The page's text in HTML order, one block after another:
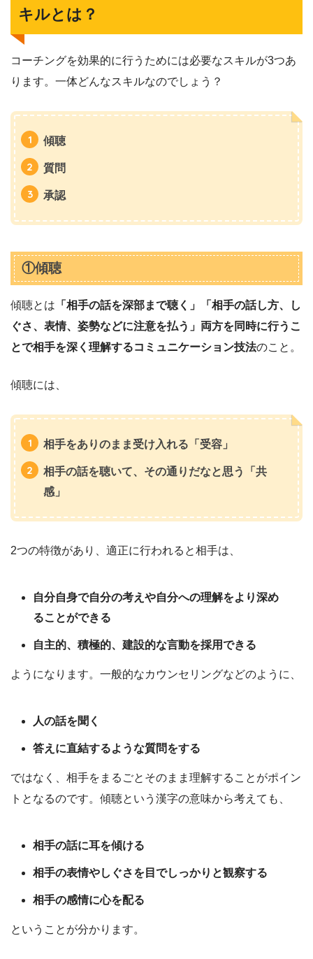
キルとは？
コーチングを効果的に行うためには必要なスキルが3つあ
ります。一体どんなスキルなのでしょう？
傾聴
質問
承認
①傾聴
傾聴とは 「相手の話を深部まで聴く」「相手の話し方、し
ぐさ、表情、姿勢などに注意を払う」両方を同時に行うこ
とで相手を深く理解するコミュニケーション技法のこと。
傾聴には、
相手をありのまま受け入れる「受容」
相手の話を聴いて、その通りだなと思う「共
感」
2つの特徴があり、適正に行われると相手は、
自分自身で自分の考えや自分への理解をより深め
ることができる
自主的、積極的、建設的な言動を採用できる
ようになります。一般的なカウンセリングなどのように、
人の話を聞く
答えに直結するような質問をする
ではなく、相手をまるごとそのまま理解することがポイン
トとなるのです。傾聴という漢字の意味から考えても、
相手の話に耳を傾ける
相手の表情やしぐさを目でしっかりと観察する
相手の感情に心を配る
ということが分かります。